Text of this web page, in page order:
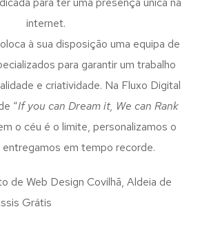
internet.
à sua disposição uma equipa de
para garantir um trabalho
e criatividade. Na Fluxo Digital
“If you can Dream it, We can Rank
o céu é o limite, personalizamos o
em tempo recorde.
de Web Design Covilhã, Aldeia de
Grátis